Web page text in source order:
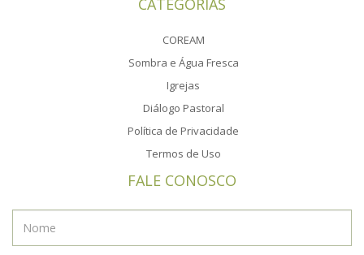
COREAM
Sombra e Água Fresca
Igrejas
Diálogo Pastoral
Política de Privacidade
Termos de Uso
FALE CONOSCO